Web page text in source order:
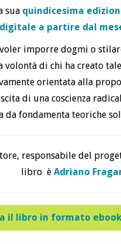
sua quindicesima
a partire dal
imporre dogmi o
volontà di chi ha creato
orientata alla
di una coscienza
da fondamenta teoriche
responsabile del
libro è Adriano
il libro in formato